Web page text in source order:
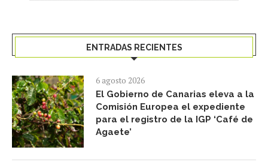
ENTRADAS RECIENTES
6 agosto 2026
El Gobierno de Canarias eleva a la
Comisión Europea el expediente
para el registro de la IGP ‘Café de
Agaete’